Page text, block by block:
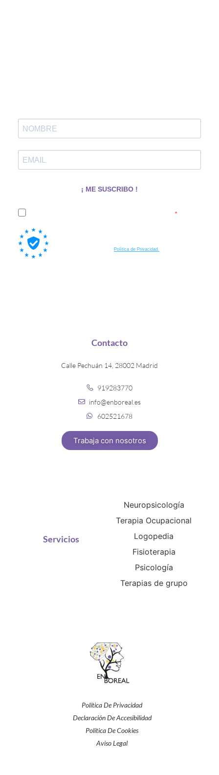
¡ ME SUSCRIBO !
Política de Privacidad.
Política De Privacidad
Declaración De Accesibilidad
Política De Cookies
Aviso Legal
Servicios
Neuropsicología
Terapia Ocupacional
Logopedia
Fisioterapia
Psicología
Terapias de grupo
Contacto
Calle Pechuán 14, 28002 Madrid
919283770
info@enboreal.es
602521678
Trabaja con nosotros